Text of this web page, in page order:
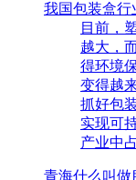
我国包装盒行
目前，
越大，
得环境
变得越
抓好包
实现可
产业中
青海什么叫做